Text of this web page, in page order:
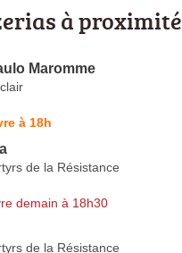
à proximité
Maromme
à 18h
de la Résistance
demain à 18h30
de la Résistance